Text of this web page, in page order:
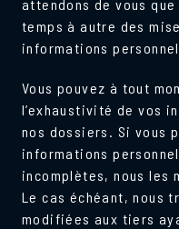
attendons de vous
temps à autre des
informations
Vous pouvez à tout
l’exhaustivité de vos
nos dossiers. Si vous
informations
incomplètes, nous les
Le cas échéant, nous
modifiées aux tiers